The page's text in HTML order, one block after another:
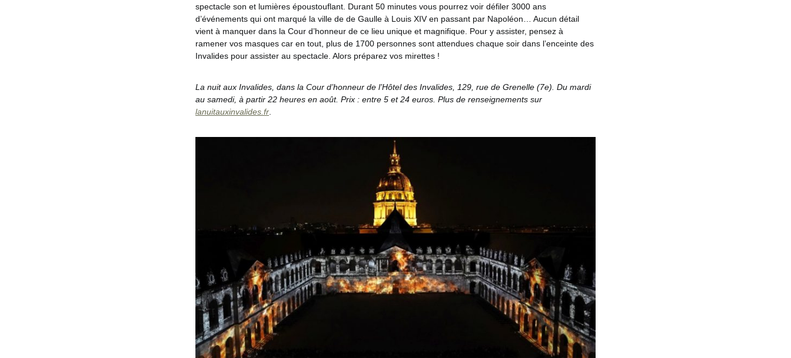
spectacle son et lumières époustouflant. Durant 50 minutes vous pourrez voir défiler 3000 ans
d’événements qui ont marqué la ville de de Gaulle à Louis XIV en passant par Napoléon… Aucun détail
vient à manquer dans la Cour d’honneur de ce lieu unique et magnifique. Pour y assister, pensez à
ramener vos masques car en tout, plus de 1700 personnes sont attendues chaque soir dans l’enceinte des
Invalides pour assister au spectacle. Alors préparez vos mirettes !
La nuit aux Invalides, dans la Cour d’honneur de l’Hôtel des Invalides, 129, rue de Grenelle (7e). Du mardi
au samedi, à partir 22 heures en août. Prix : entre 5 et 24 euros. Plus de renseignements sur
lanuitauxinvalides.fr.